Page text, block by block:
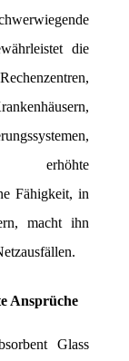
die
erhöhte
Fähigkeit, in
macht ihn
Ansprüche
Glass